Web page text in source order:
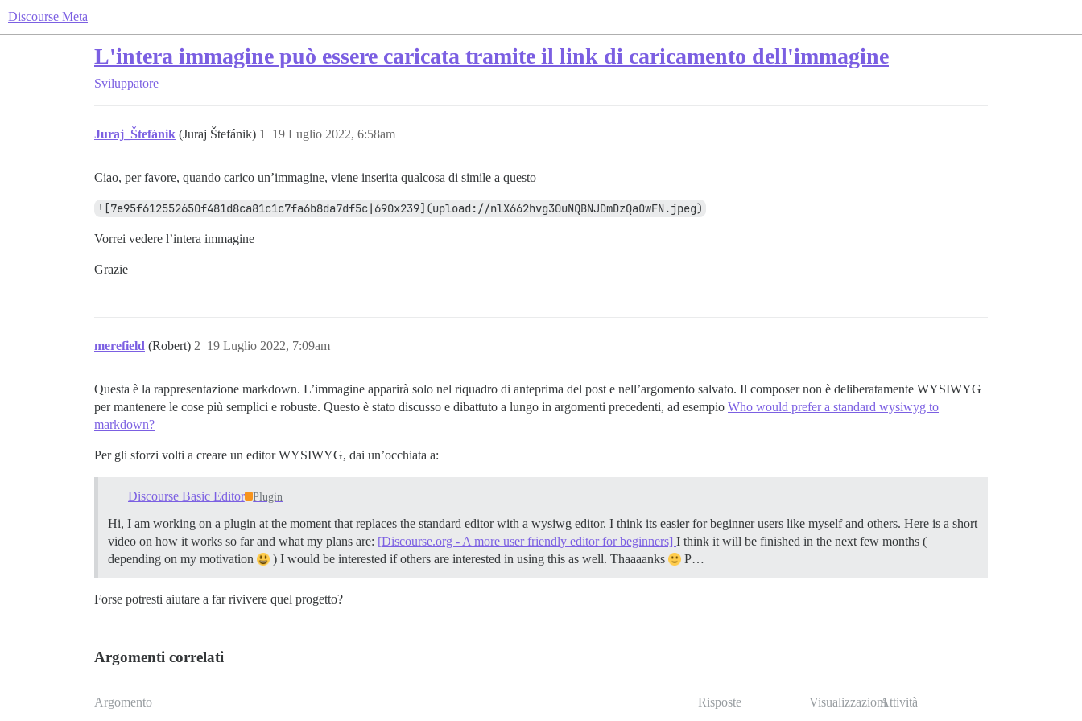
Discourse Meta
L'intera immagine può essere caricata tramite il link di caricamento dell'immagine
Sviluppatore
Juraj_Štefánik (Juraj Štefánik) 19 Luglio 2022, 6:58am
1
Ciao, per favore, quando carico un’immagine, viene inserita qualcosa di simile a questo
![7e95f612552650f481d8ca81c1c7fa6b8da7df5c|690x239](upload://nlX662hvg30uNQBNJDmDzQaOwFN.jpeg)
Vorrei vedere l’intera immagine
Grazie
merefield (Robert) 19 Luglio 2022, 7:09am
2
Questa è la rappresentazione markdown. L’immagine apparirà solo nel riquadro di anteprima del post e nell’argomento salvato. Il composer non è deliberatamente WYSIWYG
per mantenere le cose più semplici e robuste. Questo è stato discusso e dibattuto a lungo in argomenti precedenti, ad esempio Who would prefer a standard wysiwyg to
markdown?
Per gli sforzi volti a creare un editor WYSIWYG, dai un’occhiata a:
Discourse Basic Editor Plugin
Hi, I am working on a plugin at the moment that replaces the standard editor with a wysiwg editor. I think its easier for beginner users like myself and others. Here is a short
video on how it works so far and what my plans are: [Discourse.org - A more user friendly editor for beginners] I think it will be finished in the next few months (
depending on my motivation
) I would be interested if others are interested in using this as well. Thaaaanks P…
Forse potresti aiutare a far rivivere quel progetto?
Argomenti correlati
Argomento Risposte VisualizzazioniAttività